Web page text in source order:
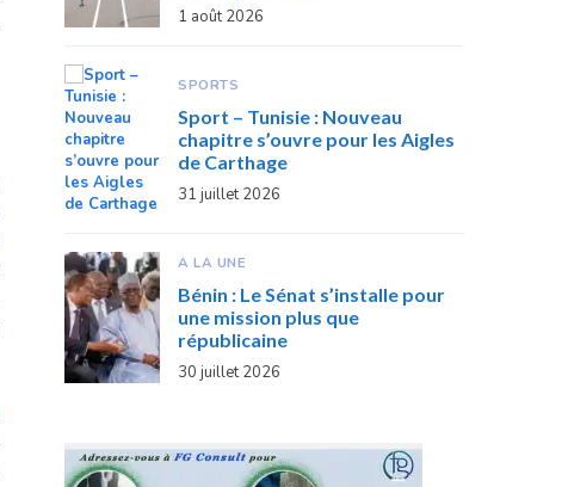
1 août 2026
SPORTS
Sport – Tunisie : Nouveau
chapitre s’ouvre pour les Aigles
de Carthage
31 juillet 2026
A LA UNE
Bénin : Le Sénat s’installe pour
une mission plus que
républicaine
30 juillet 2026